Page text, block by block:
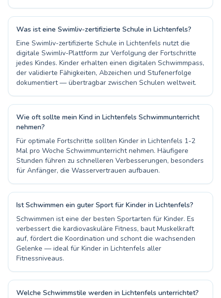
Was ist eine Swimliv-zertifizierte Schule in Lichtenfels?
Eine Swimliv-zertifizierte Schule in Lichtenfels nutzt die
digitale Swimliv-Plattform zur Verfolgung der Fortschritte
jedes Kindes. Kinder erhalten einen digitalen Schwimmpass,
der validierte Fähigkeiten, Abzeichen und Stufenerfolge
dokumentiert — übertragbar zwischen Schulen weltweit.
Wie oft sollte mein Kind in Lichtenfels Schwimmunterricht
nehmen?
Für optimale Fortschritte sollten Kinder in Lichtenfels 1-2
Mal pro Woche Schwimmunterricht nehmen. Häufigere
Stunden führen zu schnelleren Verbesserungen, besonders
für Anfänger, die Wasservertrauen aufbauen.
Ist Schwimmen ein guter Sport für Kinder in Lichtenfels?
Schwimmen ist eine der besten Sportarten für Kinder. Es
verbessert die kardiovaskuläre Fitness, baut Muskelkraft
auf, fördert die Koordination und schont die wachsenden
Gelenke — ideal für Kinder in Lichtenfels aller
Fitnessniveaus.
Welche Schwimmstile werden in Lichtenfels unterrichtet?